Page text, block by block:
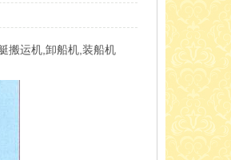
搬运机,卸船机,装船机